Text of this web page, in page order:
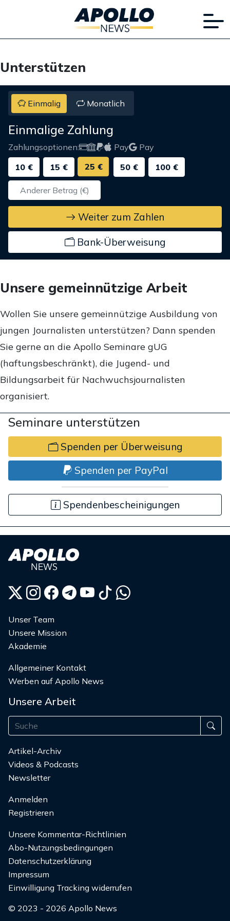
Unterstützen
Einmalig Monatlich
Einmalige Zahlung
Zahlungsoptionen: Pay
Pay
10 €
15 € 25 € 50 € 100 €
Weiter zum Zahlen
Bank-Überweisung
Unsere gemeinnützige Arbeit
Wollen Sie unsere gemeinnützige Ausbildung von
jungen Journalisten unterstützen? Dann spenden
Sie gerne an die Apollo Seminare gUG
(haftungsbeschränkt), die Jugend- und
Bildungsarbeit für Nachwuchsjournalisten
organisiert.
Seminare unterstützen
Spenden per Überweisung
Spenden per PayPal
Spendenbescheinigungen
Unser Team
Unsere Mission
Akademie
Allgemeiner Kontakt
Werben auf Apollo News
Unsere Arbeit
Artikel-Archiv
Videos & Podcasts
Newsletter
Anmelden
Registrieren
Unsere Kommentar-Richtlinien
Abo-Nutzungsbedingungen
Datenschutzerklärung
Impressum
Einwilligung Tracking widerrufen
© 2023 - 2026 Apollo News